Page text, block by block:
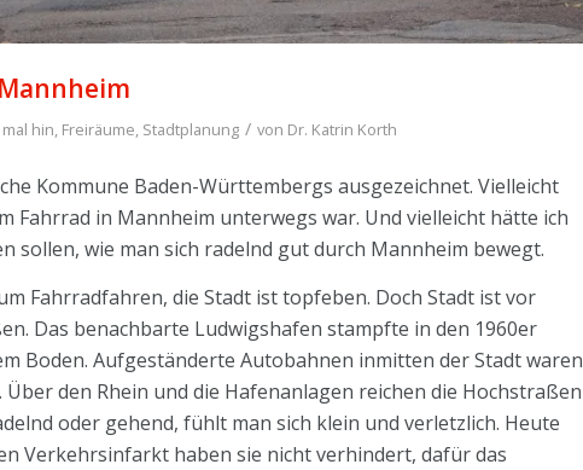
mal hin Freiräume Stadtplanung / von Dr. Katrin Korth
Kommune Baden-Württembergs ausgezeichnet. Vielleicht
Fahrrad in Mannheim unterwegs war. Und vielleicht hätte ich
sollen, wie man sich radelnd gut durch Mannheim bewegt.
Fahrradfahren, die Stadt ist topfeben. Doch Stadt ist vor
Das benachbarte Ludwigshafen stampfte in den 1960er
Boden. Aufgeständerte Autobahnen inmitten der Stadt waren
den Rhein und die Hafenanlagen reichen die Hochstraßen
oder gehend, fühlt man sich klein und verletzlich. Heute
Verkehrsinfarkt haben sie nicht verhindert, dafür das